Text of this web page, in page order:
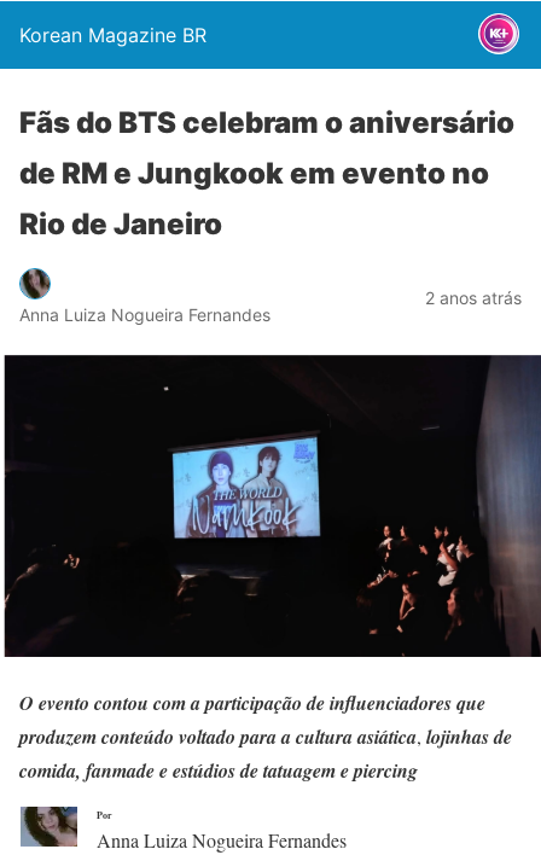
Korean Magazine BR
Fãs do BTS celebram o aniversário
de RM e Jungkook em evento no
Rio de Janeiro
Anna Luiza Nogueira Fernandes
2 anos atrás
O evento contou com a participação de influenciadores que
produzem conteúdo voltado para a cultura asiática, lojinhas de
comida, fanmade e estúdios de tatuagem e piercing
Por
Anna Luiza Nogueira Fernandes